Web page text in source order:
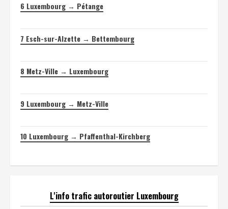
6 Luxembourg → Pétange
7 Esch-sur-Alzette → Bettembourg
8 Metz-Ville → Luxembourg
9 Luxembourg → Metz-Ville
10 Luxembourg → Pfaffenthal-Kirchberg
L'info trafic autoroutier Luxembourg